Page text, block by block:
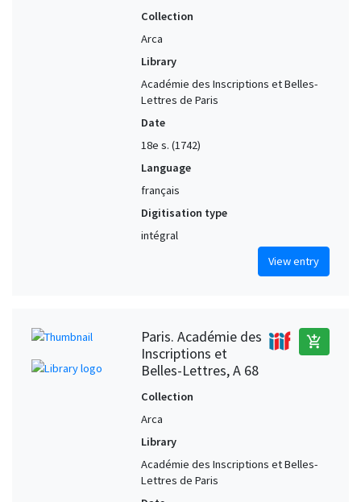
Collection
Arca
Library
Académie des Inscriptions et Belles-
Lettres de Paris
Date
18e s. (1742)
Language
français
Digitisation type
intégral
View entry
Paris. Académie des
Inscriptions et
Belles-Lettres, A 68
add_shopping_cart
Collection
Arca
Library
Académie des Inscriptions et Belles-
Lettres de Paris